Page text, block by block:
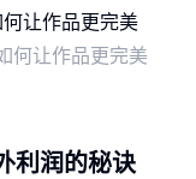
何让作品更完美
利润的秘诀